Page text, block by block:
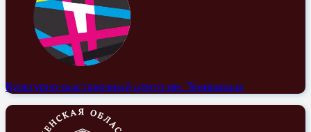
Культурно-выставочный центр им. Тенишевых